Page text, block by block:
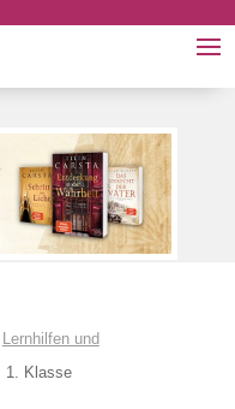
Lernhilfen und
1. Klasse